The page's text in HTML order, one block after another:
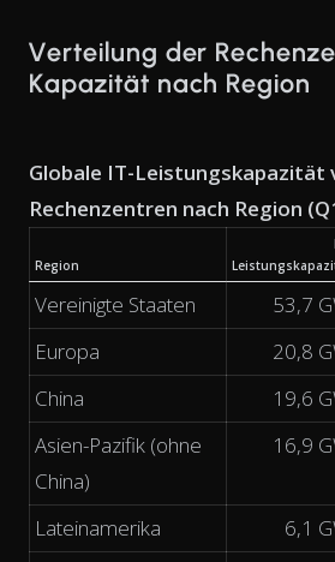
Verteilung der
Kapazität nach Region
Globale IT-Leistungskapazität
Rechenzentren nach Region
Region
Vereinigte Staaten 53,7
Europa
20,8
China
19,6
Asien-Pazifik (ohne
China)
16,9
Lateinamerika 6,1